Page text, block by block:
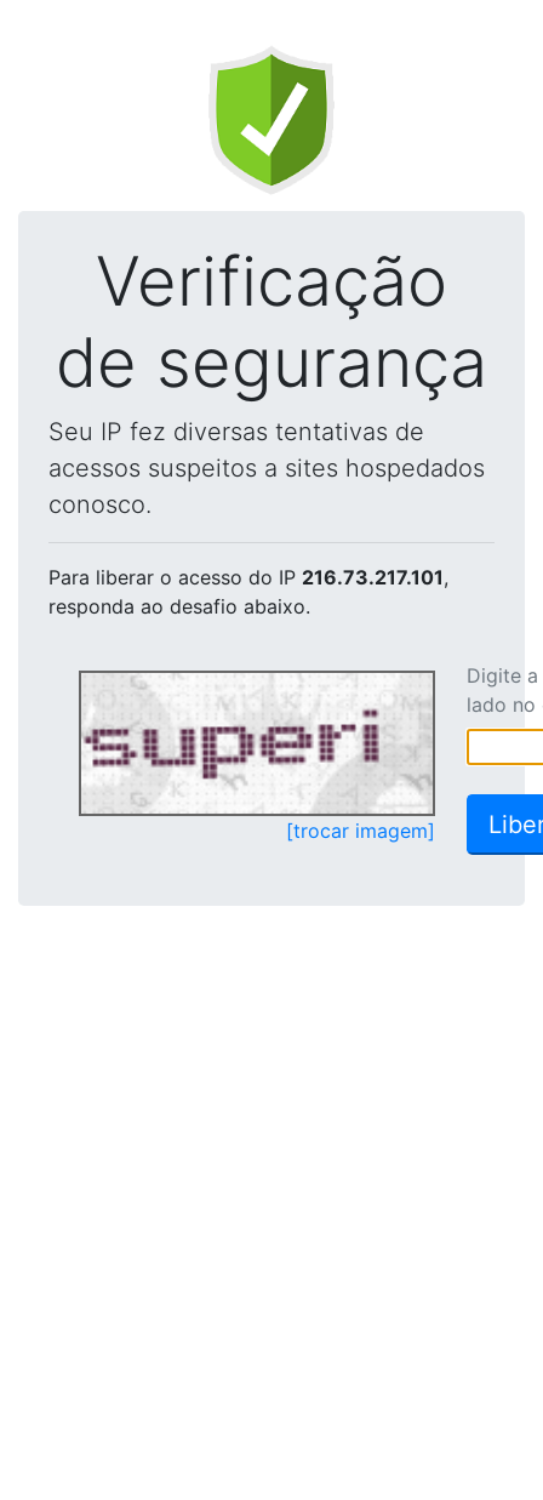
Verificação
de segurança
Seu IP fez diversas tentativas de
acessos suspeitos a sites hospedados
conosco.
Para liberar o acesso do IP 216.73.217.101,
responda ao desafio abaixo.
[trocar imagem]
Digite
lado no